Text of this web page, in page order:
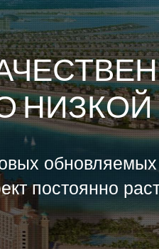
НИЗКОЙ
постоянно